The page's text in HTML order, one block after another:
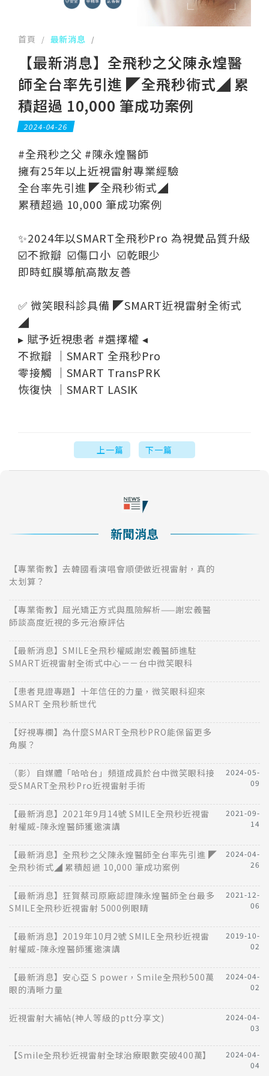
首頁 / 最新消息 /
【最新消息】全飛秒之父陳永煌醫
師全台率先引進 ◤全飛秒術式◢ 累
積超過 10,000 筆成功案例
2024-04-26
#全飛秒之父 #陳永煌醫師
擁有25年以上近視雷射專業經驗
全台率先引進 ◤全飛秒術式◢
累積超過 10,000 筆成功案例
✨2024年以SMART全飛秒Pro 為視覺品質升級
☑️不掀瓣 ​ ☑️傷口小 ​ ☑️乾眼少
即時虹膜導航高散友善
✅ 微笑眼科診具備 ◤SMART近視雷射全術式
◢
▸ 賦予近視患者 #選擇權 ◂
不掀瓣 ｜SMART 全飛秒Pro
零接觸 ｜SMART TransPRK
恢復快 ｜SMART LASIK
上一篇 下一篇
新聞消息
【專業衛教】去韓國看演唱會順便做近視雷射，真的
太划算？
【專業衛教】屈光矯正方式與風險解析——謝宏義醫
師談高度近視的多元治療評估
【最新消息】SMILE全飛秒權威謝宏義醫師進駐
SMART近視雷射全術式中心－－台中微笑眼科
【患者見證專題】十年信任的力量，微笑眼科迎來
SMART 全飛秒新世代
【好視專欄】為什麼SMART全飛秒PRO能保留更多
角膜？
（影）自媒體「哈哈台」頻道成員於台中微笑眼科接
受SMART全飛秒Pro近視雷射手術
2024-05-
09
【最新消息】2021年9月14號 SMILE全飛秒近視雷
射權威-陳永煌醫師獲邀演講
2021-09-
14
【最新消息】全飛秒之父陳永煌醫師全台率先引進 ◤
全飛秒術式◢ 累積超過 10,000 筆成功案例
2024-04-
26
【最新消息】狂賀蔡司原廠認證陳永煌醫師全台最多
SMILE全飛秒近視雷射 5000例眼睛
2021-12-
06
【最新消息】2019年10月2號 SMILE全飛秒近視雷
射權威-陳永煌醫師獲邀演講
2019-10-
02
【最新消息】安心亞 S power，Smile全飛秒500萬
眼的清晰力量
2024-04-
02
近視雷射大補帖(神人等級的ptt分享文)
2024-04-
03
【Smile全飛秒近視雷射全球治療眼數突破400萬】
2024-04-
04